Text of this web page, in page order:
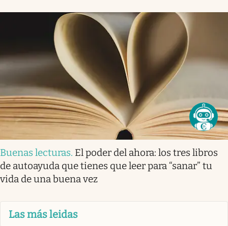
Buenas lecturas. El poder del ahora: los tres libros
de autoayuda que tienes que leer para “sanar” tu
vida de una buena vez
Las más leidas